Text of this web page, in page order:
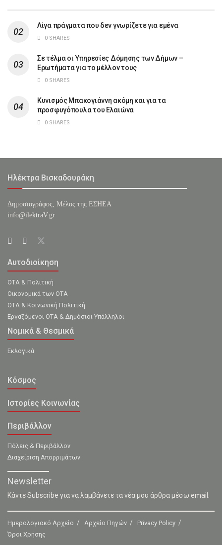
Λίγα πράγματα που δεν γνωρίζετε για εμένα
0 SHARES
Σε τέλμα οι Υπηρεσίες Δόμησης των Δήμων –
Ερωτήματα για το μέλλον τους
0 SHARES
Κυνισμός Μπακογιάννη ακόμη και για τα
προσφυγόπουλα του Ελαιώνα
0 SHARES
Ηλέκτρα Βισκαδουράκη
Δημοσιογράφος, Μέλος της ΕΣHΕΑ
info@ilektraV.gr
Αυτοδιοίκηση
ΟΤΑ & Πολιτική
Οικονομικά των ΟΤΑ
ΟΤΑ & Κοινωνική Πολιτική
Εργαζόμενοι ΟΤΑ & Δημόσιοι Υπάλληλοι
Νομικά & Θεσμικά
Εκλογικά
Κόσμος
Ιστορίες Κοινωνίας
Περιβάλλον
Πόλεις & Περιβάλλον
Διαχείριση Απορριμάτων
Newsletter
Κάντε Subscribe για να λαμβάνετε τα νέα μου άρθρα μέσω email:
Ημερολογιακό Αρχείο Αρχείο Πηγών
Privacy Policy
Όροι Χρήσης